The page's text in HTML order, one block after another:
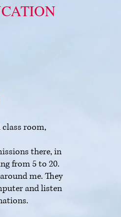
room,
there, in
from 5 to 20.
me. They
and listen